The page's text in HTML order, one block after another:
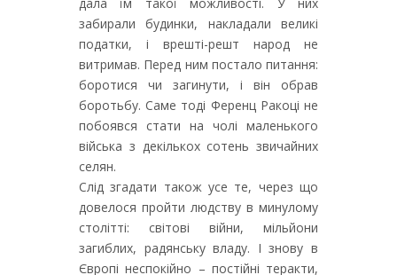
забирали будинки, накладали великі
податки, і врешті-решт народ не
витримав. Перед ним постало питання:
боротися чи загинути, і він обрав
боротьбу. Саме тоді Ференц Ракоці не
побоявся стати на чолі маленького
війська з декількох сотень звичайних
селян.
Слід згадати також усе те, через що
довелося пройти людству в минулому
столітті: світові війни, мільйони
загиблих, радянську владу. І знову в
Європі неспокійно – постійні теракти,